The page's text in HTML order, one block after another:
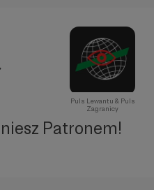
Puls Lewantu & Puls
Zagranicy
Patronem!